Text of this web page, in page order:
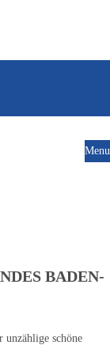
Menu
BADEN-
unzählige schöne